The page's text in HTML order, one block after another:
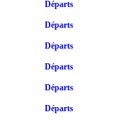
Départs
Départs
Départs
Départs
Départs
Départs